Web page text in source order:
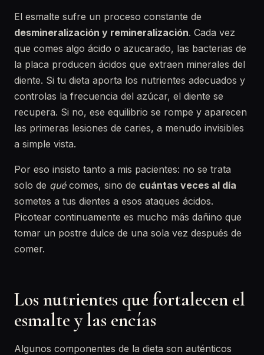
El esmalte sufre un proceso constante de
desmineralización y remineralización. Cada vez
que comes algo ácido o azucarado, las bacterias de
la placa producen ácidos que extraen minerales del
diente. Si tu dieta aporta los nutrientes adecuados y
controlas la frecuencia del azúcar, el diente se
recupera. Si no, ese equilibrio se rompe y aparecen
las primeras lesiones de caries, a menudo invisibles
a simple vista.
Por eso insisto tanto a mis pacientes: no se trata
solo de quécomes, sino de cuántas veces al día
sometes a tus dientes a esos ataques ácidos.
Picotear continuamente es mucho más dañino que
tomar un postre dulce de una sola vez después de
comer.
Los nutrientes que fortalecen el
esmalte y las encías
Algunos componentes de la dieta son auténticos